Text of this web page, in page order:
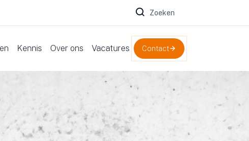
Zoeken naar:
Kennis Over ons Vacatures Contact